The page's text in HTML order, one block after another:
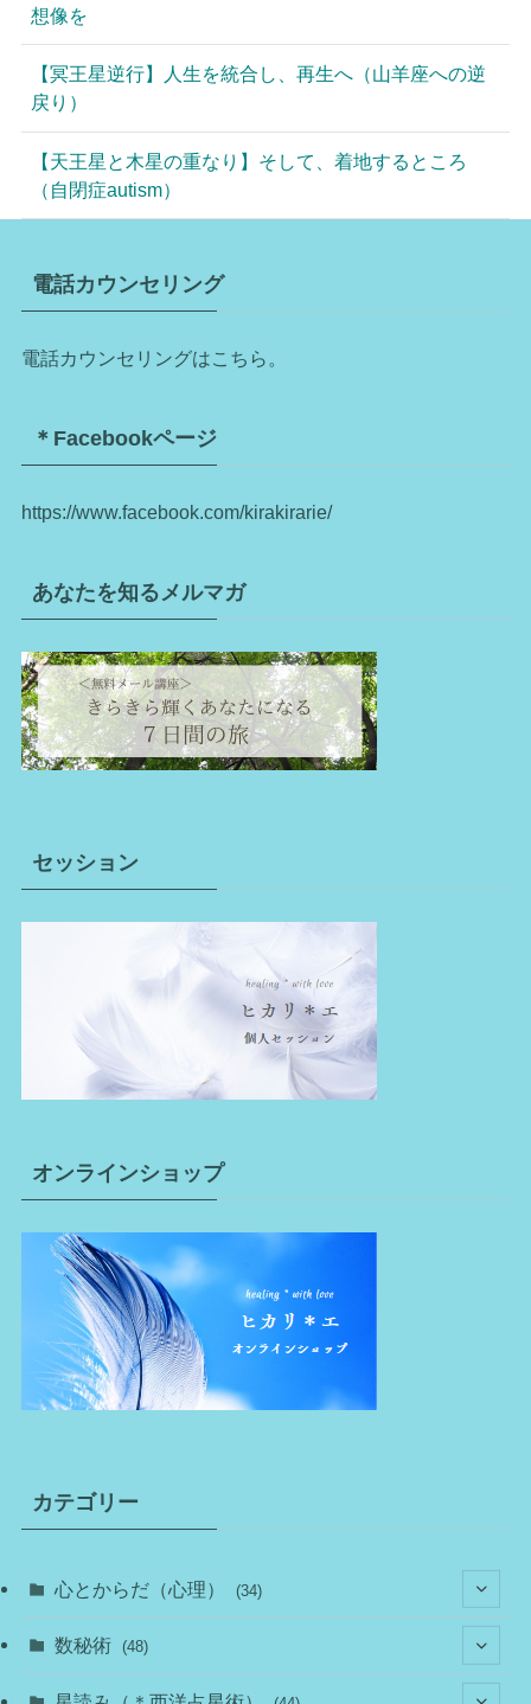
想像を
【冥王星逆行】人生を統合し、再生へ（山羊座への逆
戻り）
【天王星と木星の重なり】そして、着地するところ
（自閉症autism）
電話カウンセリング
電話カウンセリングはこちら。
＊Facebookページ
https://www.facebook.com/kirakirarie/
あなたを知るメルマガ
セッション
オンラインショップ
カテゴリー
心とからだ（心理） (34)
(22)
数秘術 (48)
(11)